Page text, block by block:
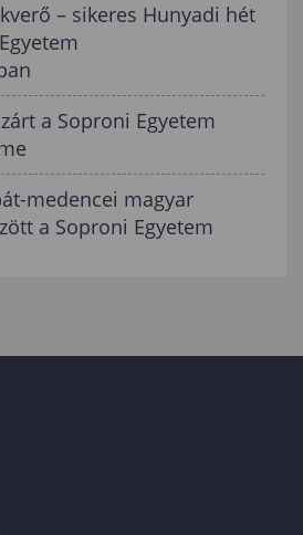
– sikeres Hunyadi hét
a Soproni Egyetem
medencei magyar
a Soproni Egyetem